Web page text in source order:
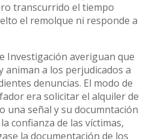
transcurrido el tiempo
el remolque ni responde a
Investigación averiguan que
animan a los perjudicados a
denuncias. El modo de
era solicitar el alquiler de
una señal y su documntación
confianza de las víctimas,
la documentación de los